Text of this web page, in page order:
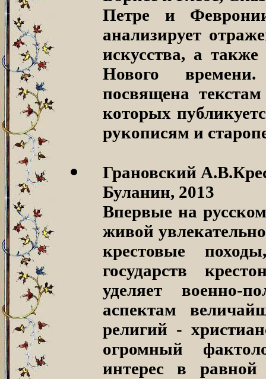
Петре и
анализирует
искусства, а
Нового
посвящена
которых
рукописям и
Грановский
Буланин, 2013
Впервые на
живой
крестовые
государств
уделяет военно-
аспектам
религий -
огромный
интерес в